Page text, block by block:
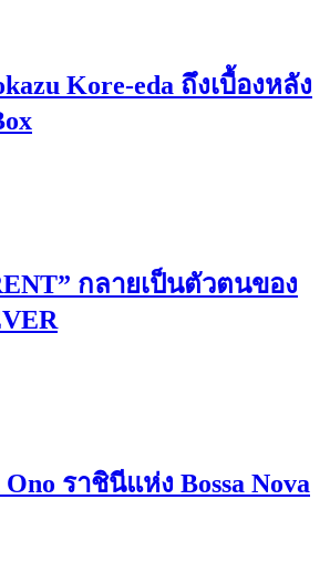
Kore-eda ถึงเบื้องหลัง
กลายเป็นตัวตนของ
ราชินีแห่ง Bossa Nova